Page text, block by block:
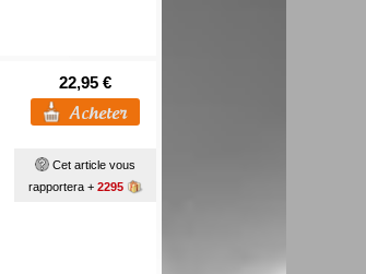
22,95 €
Cet article vous
rapportera + 2295